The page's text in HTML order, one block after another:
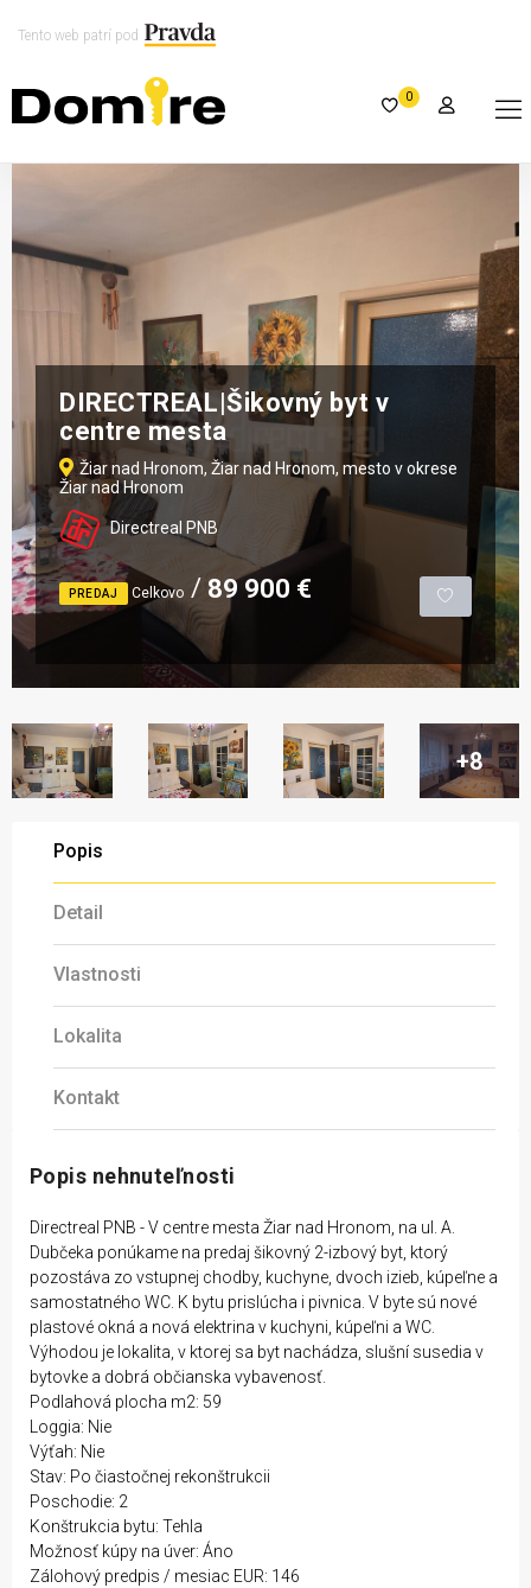
Tento web patrí pod
0
DIRECTREAL|Šikovný byt v
centre mesta
Žiar nad Hronom, Žiar nad Hronom, mesto v okrese
Žiar nad Hronom
Directreal PNB
PREDAJ Celkovo 89 900 €
+8
Popis
Detail
Vlastnosti
Lokalita
Kontakt
Popis nehnuteľnosti
Directreal PNB - V centre mesta Žiar nad Hronom, na ul. A.
Dubčeka ponúkame na predaj šikovný 2-izbový byt, ktorý
pozostáva zo vstupnej chodby, kuchyne, dvoch izieb, kúpeľne a
samostatného WC. K bytu prislúcha i pivnica. V byte sú nové
plastové okná a nová elektrina v kuchyni, kúpeľni a WC.
Výhodou je lokalita, v ktorej sa byt nachádza, slušní susedia v
bytovke a dobrá občianska vybavenosť.
Podlahová plocha m2: 59
Loggia: Nie
Výťah: Nie
Stav: Po čiastočnej rekonštrukcii
Poschodie: 2
Konštrukcia bytu: Tehla
Možnosť kúpy na úver: Áno
Zálohový predpis / mesiac EUR: 146